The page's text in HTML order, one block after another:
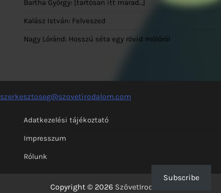
Bartha György: [tartósan itt marad…]
Kalász István: Felveszed
Nagy Lóránd: Hosszú séta egy rövid mólóról
szerkesztoseg@szovetirodalom.com
Adatkezelési tájékoztató
Impresszum
Rólunk
Copyright © 2026 SzövetIrodalom
Subscribe